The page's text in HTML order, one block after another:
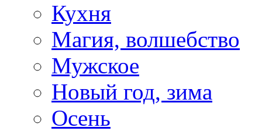
Кухня
Магия, волшебство
Мужское
Новый год, зима
Осень